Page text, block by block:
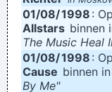
01/08/1998 :
Allstars binnen
The Music Heal
01/08/1998 :
Cause binnen
By Me"